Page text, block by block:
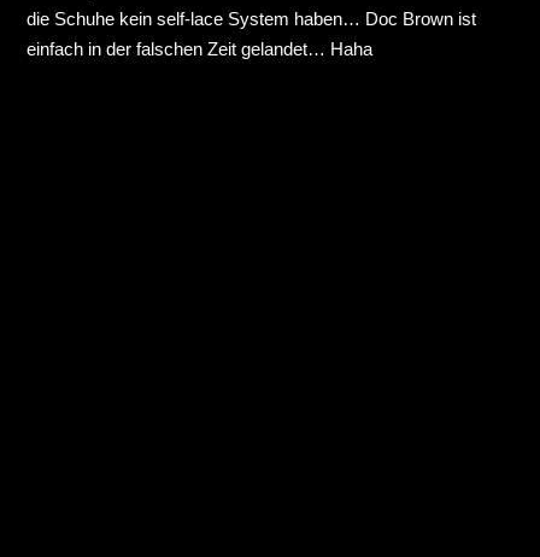
die Schuhe kein self-lace System haben… Doc Brown ist
einfach in der falschen Zeit gelandet… Haha